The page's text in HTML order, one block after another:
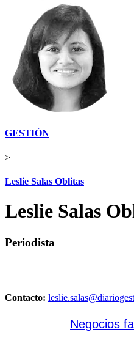
GESTIÓN
>
Leslie Salas Oblitas
Leslie Salas
Periodista
Contacto:
Negocios